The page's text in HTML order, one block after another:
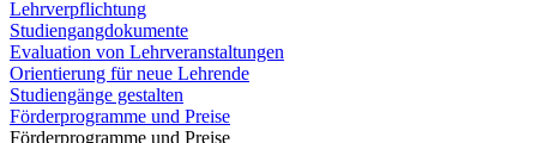
Lehrverpflichtung
Studiengangdokumente
Evaluation von Lehrveranstaltungen
Orientierung für neue Lehrende
Studiengänge gestalten
Förderprogramme und Preise
Förderprogramme und Preise